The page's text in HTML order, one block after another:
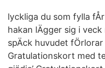
lyckliga du som fylla
hakan lÄgger sig i
spÄck huvudet
Gratulationskort med